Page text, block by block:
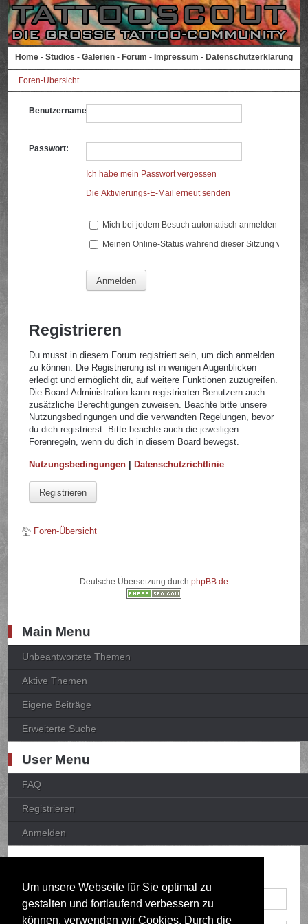
Um unsere Webseite für Sie optimal zu
gestalten und fortlaufend verbessern zu
können, verwenden wir Cookies. Durch die
Home - Studios - Galerien - Forum - Impressum - Datenschutzerklärung
Foren-Übersicht
Benutzername:
Passwort:
Ich habe mein Passwort vergessen
Die Aktivierungs-E-Mail erneut senden
Mich bei jedem Besuch automatisch anmelden
Meinen Online-Status während dieser Sitzung
Registrieren
Du musst in diesem Forum registriert sein, um dich anmelden
zu können. Die Registrierung ist in wenigen Augenblicken
erledigt und ermöglicht dir, auf weitere Funktionen zuzugreifen.
Die Board-Administration kann registrierten Benutzern auch
zusätzliche Berechtigungen zuweisen. Beachte bitte unsere
Nutzungsbedingungen und die verwandten Regelungen, bevor
du dich registrierst. Bitte beachte auch die jeweiligen
Forenregeln, wenn du dich in diesem Board bewegst.
Nutzungsbedingungen |Datenschutzrichtlinie
Registrieren
Foren-Übersicht
Deutsche Übersetzung durch phpBB.de
Main Menu
Unbeantwortete Themen
Aktive Themen
Eigene Beiträge
Erweiterte Suche
User Menu
FAQ
Registrieren
Anmelden